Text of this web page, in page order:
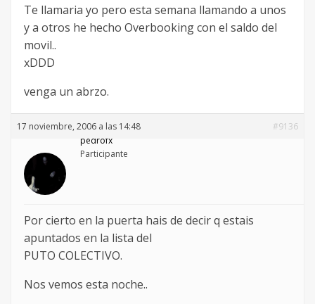
Te llamaria yo pero esta semana llamando a unos
y a otros he hecho Overbooking con el saldo del
movil..
xDDD
venga un abrzo.
17 noviembre, 2006 a las 14:48
#9136
pedrofx
Participante
Por cierto en la puerta hais de decir q estais
apuntados en la lista del
PUTO COLECTIVO.
Nos vemos esta noche..